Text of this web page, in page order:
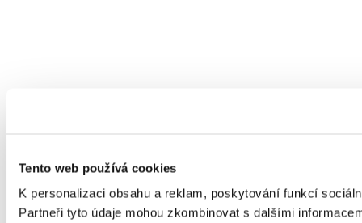
Tento web používá cookies
K personalizaci obsahu a reklam, poskytování funkcí
Partneři tyto údaje mohou zkombinovat s dalšími